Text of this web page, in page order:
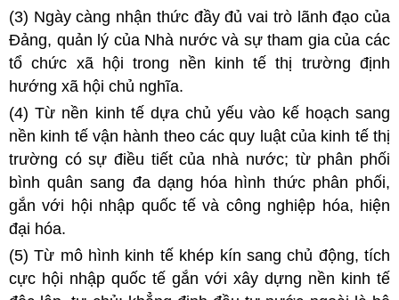
(3) Ngày càng nhận thức đầy đủ vai trò lãnh đạo của
Đảng, quản lý của Nhà nước và sự tham gia của các
tổ chức xã hội trong nền kinh tế thị trường định
hướng xã hội chủ nghĩa.
(4) Từ nền kinh tế dựa chủ yếu vào kế hoạch sang
nền kinh tế vận hành theo các quy luật của kinh tế thị
trường có sự điều tiết của nhà nước; từ phân phối
bình quân sang đa dạng hóa hình thức phân phối,
gắn với hội nhập quốc tế và công nghiệp hóa, hiện
đại hóa.
(5) Từ mô hình kinh tế khép kín sang chủ động, tích
cực hội nhập quốc tế gắn với xây dựng nền kinh tế